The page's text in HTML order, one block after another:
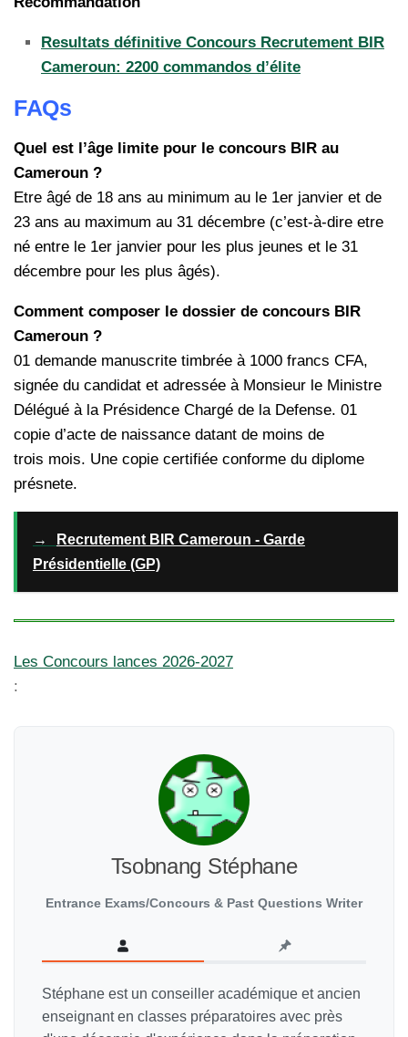
Resultats définitive Concours Recrutement BIR
Cameroun: 2200 commandos d’élite
FAQs
Quel est l’âge limite pour le concours BIR au
Cameroun ?
Etre âgé de 18 ans au minimum au le 1er janvier et de
23 ans au maximum au 31 décembre (c’est-à-dire etre
né entre le 1er janvier pour les plus jeunes et le 31
décembre pour les plus âgés).
Comment composer le dossier de concours BIR
Cameroun ?
01 demande manuscrite timbrée à 1000 francs CFA,
signée du candidat et adressée à Monsieur le Ministre
Délégué à la Présidence Chargé de la Defense. 01
copie d’acte de naissance datant de moins de
trois mois. Une copie certifiée conforme du diplome
présnete.
→
Recrutement BIR Cameroun - Garde
Présidentielle (GP)
Les Concours lances 2026-2027
:
Tsobnang Stéphane
Entrance Exams/Concours & Past Questions Writer
Stéphane est un conseiller académique et ancien
enseignant en classes préparatoires avec près